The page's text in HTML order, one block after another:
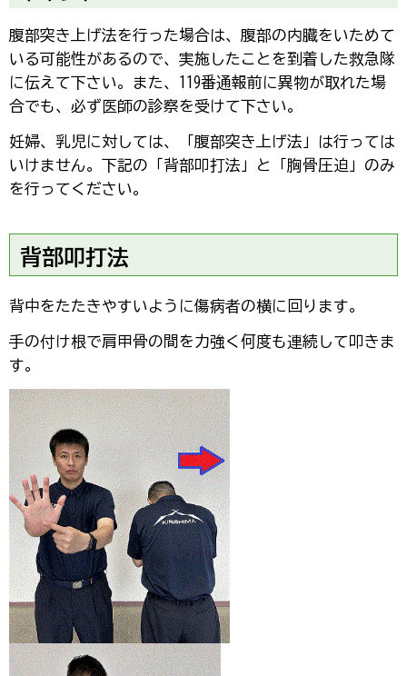
腹部突き上げ法を行った場合は、腹部の内臓をいためて
いる可能性があるので、実施したことを到着した救急隊
に伝えて下さい。また、119番通報前に異物が取れた場
合でも、必ず医師の診察を受けて下さい。
妊婦、乳児に対しては、「腹部突き上げ法」は行っては
いけません。下記の「背部叩打法」と「胸骨圧迫」のみ
を行ってください。
背部叩打法
背中をたたきやすいように傷病者の横に回ります。
手の付け根で肩甲骨の間を力強く何度も連続して叩きま
す。